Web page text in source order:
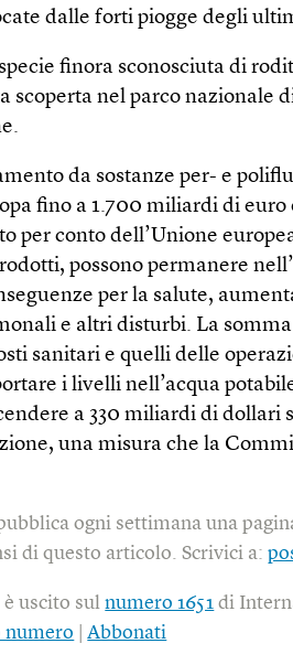
dalle forti piogge degli
finora sconosciuta di
scoperta nel parco nazionale
da sostanze per- e
fino a 1.700 miliardi di
per conto dell’Unione
possono permanere
per la salute,
e altri disturbi. La
sanitari e quelli delle
i livelli nell’acqua
a 330 miliardi di dollari
una misura che la
ogni settimana una
di questo articolo. Scrivici a:
è uscito sulnumero 1651 di
numero |Abbonati